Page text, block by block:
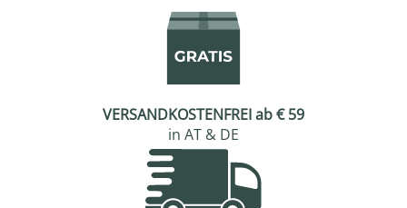
VERSANDKOSTENFREI ab € 59
in AT & DE